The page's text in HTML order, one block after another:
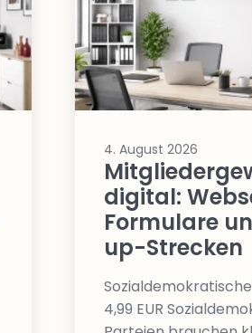
4. August 2026
digital:
Formulare
up-Strecken
4,99 EUR